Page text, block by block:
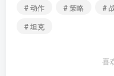
# 动作
# 策略 #
# 坦克
喜